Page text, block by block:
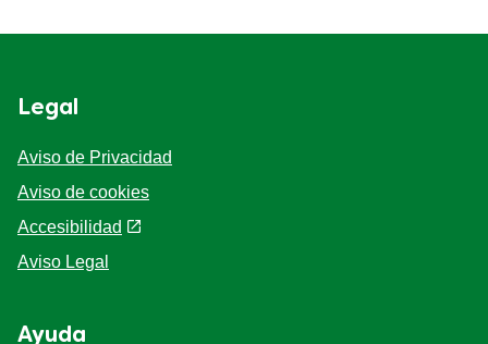
Legal
Aviso de Privacidad
Aviso de cookies
Preferencias de cookies
Accesibilidad